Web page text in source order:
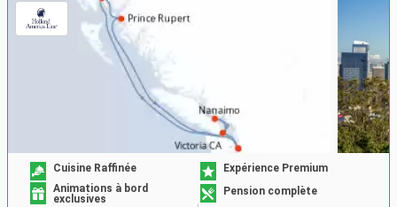
Cuisine Raffinée
Expérience Premium
Animations à bord
exclusives
Pension complète